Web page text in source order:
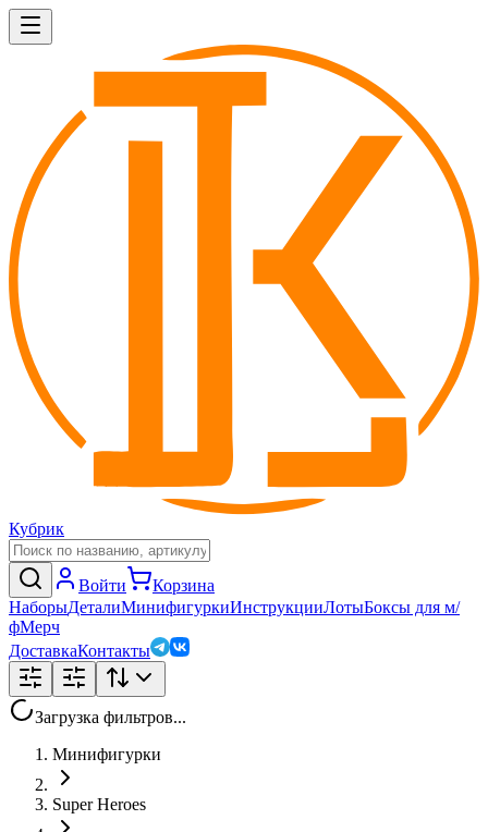
Кубрик
Войти
Корзина
НаборыДеталиМинифигуркиИнструкцииЛотыБоксы для м/
фМерч
ДоставкаКонтакты
Загрузка фильтров...
Минифигурки
Super Heroes